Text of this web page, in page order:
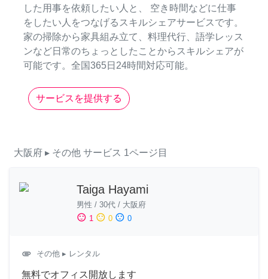
した用事を依頼したい人と、 空き時間などに仕事
をしたい人をつなげるスキルシェアサービスです。
家の掃除から家具組み立て、料理代行、語学レッス
ンなど日常のちょっとしたことからスキルシェアが
可能です。全国365日24時間対応可能。
サービスを提供する
大阪府 ▸ その他 サービス 1ページ目
Taiga Hayami
男性 / 30代 / 大阪府
sentiment_satisfied 1 sentiment_neutral 0 sentiment_dissatisfied 0
attachment その他 ▸ レンタル
無料でオフィス開放します